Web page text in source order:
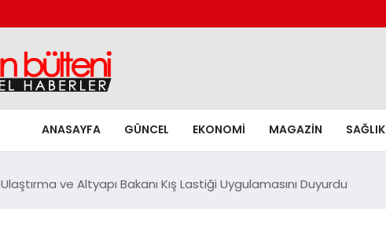
ANASAYFA GÜNCEL EKONOMI MAGAZIN SAĞLIK
Ulaştırma ve Altyapı Bakanı Kış Lastiği Uygulamasını Duyurdu